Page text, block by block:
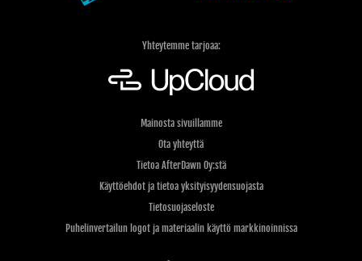
Yhteytemme tarjoaa:
Mainosta sivuillamme
Ota yhteyttä
Tietoa AfterDawn Oy:stä
Käyttöehdot ja tietoa yksityisyydensuojasta
Tietosuojaseloste
Puhelinvertailun logot ja materiaalin käyttö markkinoinnissa